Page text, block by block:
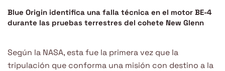
Blue Origin identifica una falla técnica en el motor BE-4
durante las pruebas terrestres del cohete New Glenn
Según la NASA, esta fue la primera vez que la
tripulación que conforma una misión con destino a la